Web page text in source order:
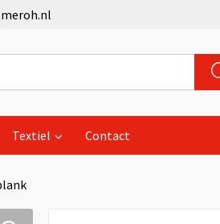
Textiel Contact